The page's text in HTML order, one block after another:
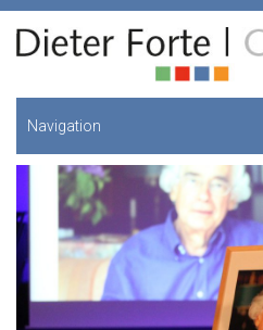
Navigation